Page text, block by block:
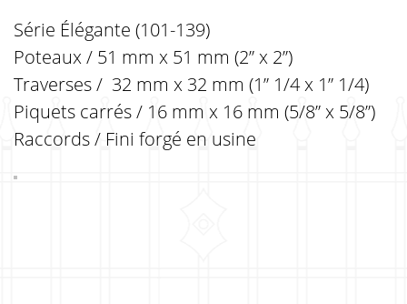
Série Élégante (101-139)
Poteaux / 51 mm x 51 mm (2” x 2”)
Traverses / 32 mm x 32 mm (1” 1/4 x 1” 1/4)
Piquets carrés / 16 mm x 16 mm (5/8” x 5/8”)
Raccords / Fini forgé en usine